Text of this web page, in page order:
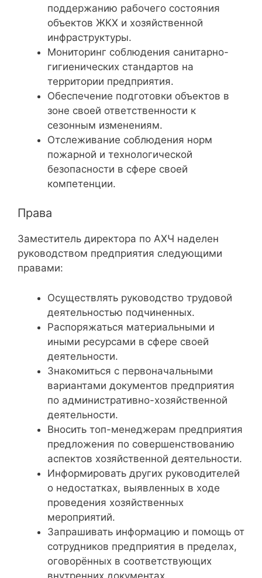
поддержанию рабочего состояния
объектов ЖКХ и хозяйственной
инфраструктуры.
Мониторинг соблюдения санитарно-
гигиенических стандартов на
территории предприятия.
Обеспечение подготовки объектов в
зоне своей ответственности к
сезонным изменениям.
Отслеживание соблюдения норм
пожарной и технологической
безопасности в сфере своей
компетенции.
Права
Заместитель директора по АХЧ наделен
руководством предприятия следующими
правами:
Осуществлять руководство трудовой
деятельностью подчиненных.
Распоряжаться материальными и
иными ресурсами в сфере своей
деятельности.
Знакомиться с первоначальными
вариантами документов предприятия
по административно-хозяйственной
деятельности.
Вносить топ-менеджерам предприятия
предложения по совершенствованию
аспектов хозяйственной деятельности.
Информировать других руководителей
о недостатках, выявленных в ходе
проведения хозяйственных
мероприятий.
Запрашивать информацию и помощь от
сотрудников предприятия в пределах,
оговорённых в соответствующих
внутренних документах.